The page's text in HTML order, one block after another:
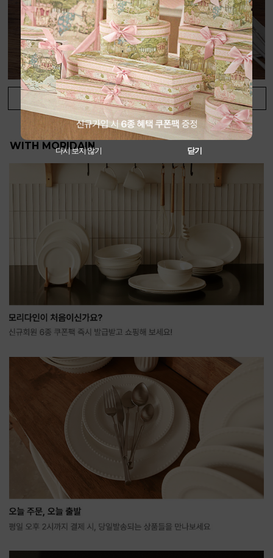
View More+
WITH MORIDAIN
다시 보지 않기 닫기